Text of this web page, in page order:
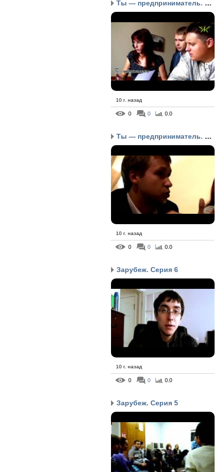
Ты — предприниматель. Ч...
10 г. назад
0 0 0.0
Ты — предприниматель. Ч...
10 г. назад
0 0 0.0
Зарубеж. Серия 6
10 г. назад
0 0 0.0
Зарубеж. Серия 5